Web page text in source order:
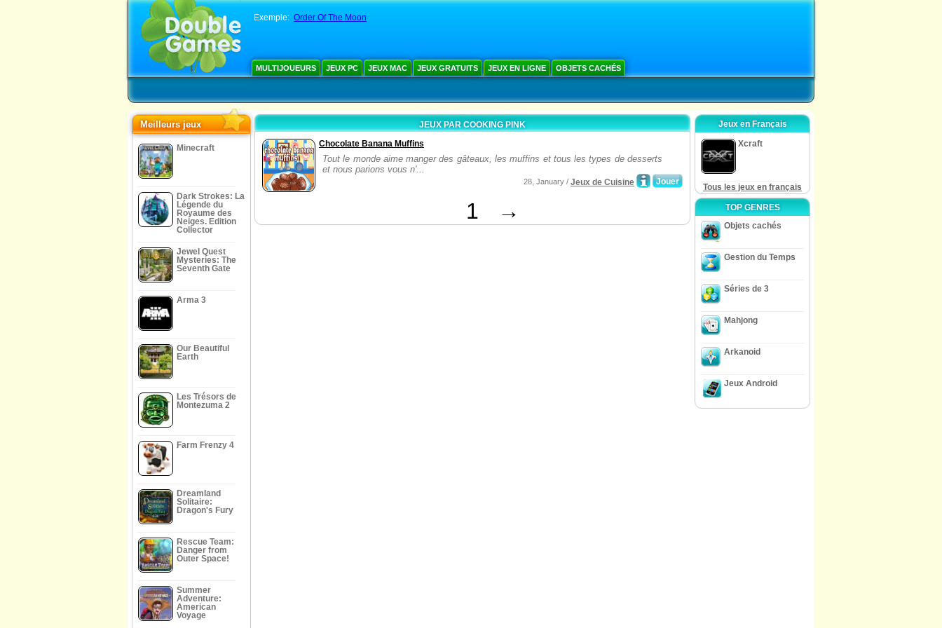
Exemple: Order Of The Moon
MULTIJOUEURS JEUX PC JEUX MAC JEUX GRATUITS JEUX EN LIGNE OBJETS CACHÉS
Meilleurs jeux
Minecraft
Dark Strokes: La
Légende du
Royaume des
Neiges. Edition
Collector
Jewel Quest
Mysteries: The
Seventh Gate
Arma 3
Our Beautiful
Earth
Les Trésors de
Montezuma 2
Farm Frenzy 4
Dreamland
Solitaire:
Dragon's Fury
Rescue Team:
Danger from
Outer Space!
Summer
Adventure:
American
Voyage
JEUX PAR COOKING PINK
Chocolate Banana Muffins
Tout le monde aime manger des gâteaux, les muffins et tous les types de desserts
et nous parions vous n'...
Jouer
28, January / Jeux de Cuisine
1 →
Jeux en Français
Xcraft
Tous les jeux en français
TOP GENRES
Objets cachés
Gestion du Temps
Séries de 3
Mahjong
Arkanoid
Jeux Android